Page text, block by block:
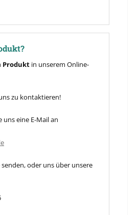
Produkt in unserem Online-
zu kontaktieren!
uns eine E-Mail an
oder uns über unsere